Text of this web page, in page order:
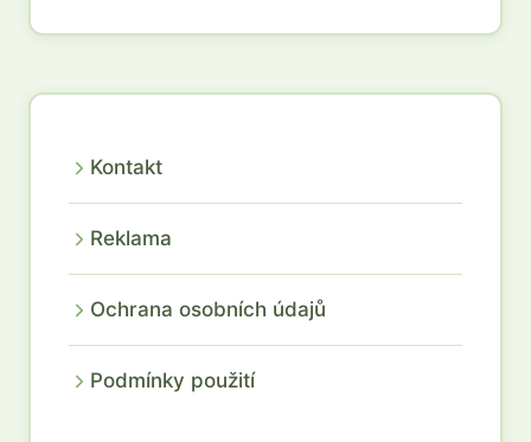
Kontakt
Reklama
Ochrana osobních údajů
Podmínky použití